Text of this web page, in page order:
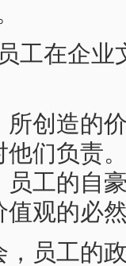
工在企业
创造的
们负责
员工的自
观的必
员工的